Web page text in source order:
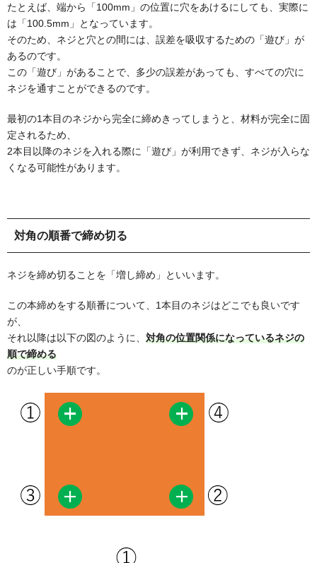
たとえば、端から「100mm」の位置に穴をあけるにしても、実際に
は「100.5mm」となっています。
そのため、ネジと穴との間には、誤差を吸収するための「遊び」が
あるのです。
この「遊び」があることで、多少の誤差があっても、すべての穴に
ネジを通すことができるのです。
最初の1本目のネジから完全に締めきってしまうと、材料が完全に固
定されるため、
2本目以降のネジを入れる際に「遊び」が利用できず、ネジが入らな
くなる可能性があります。
対角の順番で締め切る
ネジを締め切ることを「増し締め」といいます。
この本締めをする順番について、1本目のネジはどこでも良いです
が、
それ以降は以下の図のように、 対角の位置関係になっているネジの
順で締める
のが正しい手順です。